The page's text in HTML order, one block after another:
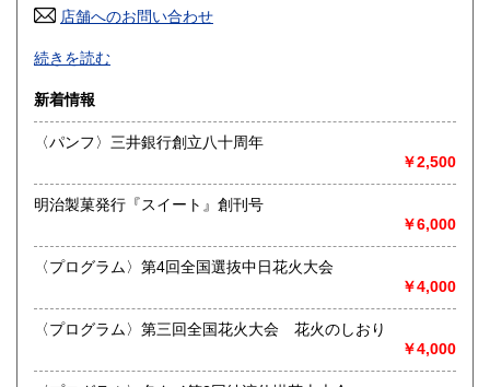
高知県 300円
佐賀県
熊本県 300円 大分県 300円
300円
沖縄県 300円
店舗へのお問い合わせ
古文書、古地図、刷り物、一枚もの、絵葉書、鳥瞰図、近代
文献資料等を主体に扱っております。
沿線名：名鉄犬山線
最寄駅：江南駅下車
営業時間：10:00〜17:00
書籍の買取について
買取 買取専用フリーダイヤル 0120-006-229 (担当・
井上)
す。
御整理・御売却はお気軽に当店にご相談ください。
お電話、メール等でご連絡次第、即日に参上いたします。古
書買い取り、古本買い取り、大量大歓迎です。
続きを読む
新着情報
〈パンフ〉三井銀行創立八十周年
￥2,500
明治製菓発行『スイート』創刊号
￥6,000
〈プログラム〉第4回全国選抜中日花火大会
￥4,000
〈プログラム〉第三回全国花火大会 花火のしおり
￥4,000